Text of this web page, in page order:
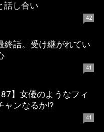
話し合い
42
終話。受け継がれてい
41
】女優のようなフィ
ャンなるか!?
41